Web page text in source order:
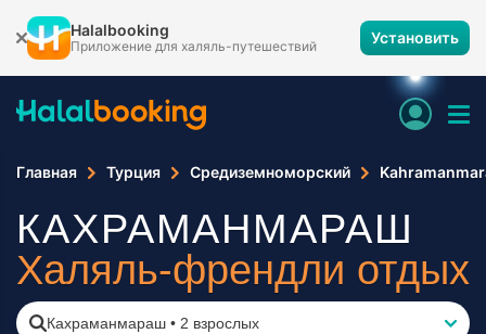
Halalbooking
Приложение для халяль-путешествий Установить
Главная Турция Средиземноморский
КАХРАМАНМАРАШ
Халяль-френдли отдых
Кахраманмараш • 2 взрослых